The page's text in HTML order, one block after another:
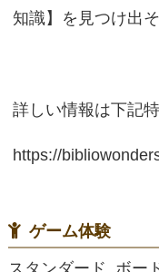
知識】を見つけ出
詳しい情報は下記
https://
ゲーム体験
スタンダード, ボー